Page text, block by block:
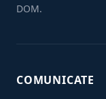
DOM.
COMUNICATE